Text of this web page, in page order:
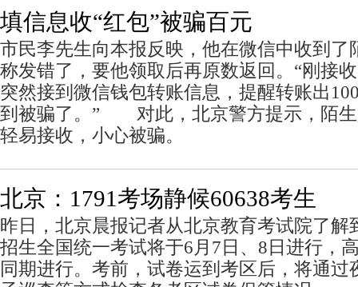
填信息收“红包”被骗百元
市民李先生向本报反映，他在微信中收到了
称发错了，要他领取后再原数返回。“刚接
突然接到微信钱包转账信息，提醒转账出
到被骗了。” 对此，北京警方提示，陌生
轻易接收，小心被骗。
北京：1791考场静候60638考生
昨日，北京晨报记者从北京教育考试院了解
招生全国统一考试将于6月7日、8日进行，
同期进行。考前，试卷运到考区后，将通过